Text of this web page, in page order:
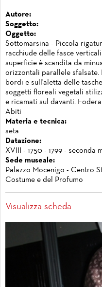
Autore:
Soggetto:
Oggetto:
Sottomarsina - Piccola
racchiude delle fasce
superficie è scandita da
orizzontali parallele sfalsate.
bordi e sull'aletta delle
soggetti floreali vegetali
e ricamati sul davanti.
Abiti
Materia e tecnica:
seta
Datazione:
XVIII - 1750 - 1799 - seconda
Sede museale:
Palazzo Mocenigo - Centro
Costume e del Profumo
Visualizza scheda